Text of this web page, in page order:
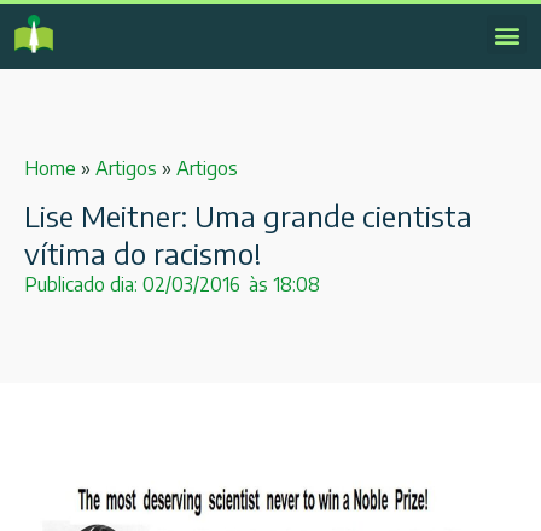
Home » Artigos » Artigos
Lise Meitner: Uma grande cientista
vítima do racismo!
Publicado dia: 02/03/2016 às 18:08